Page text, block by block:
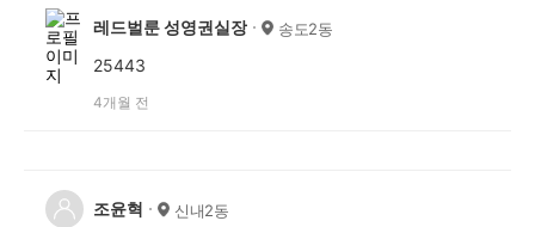
레드벌룬 성영권실장 송도2동
25443
4개월 전
조윤혁 신내2동